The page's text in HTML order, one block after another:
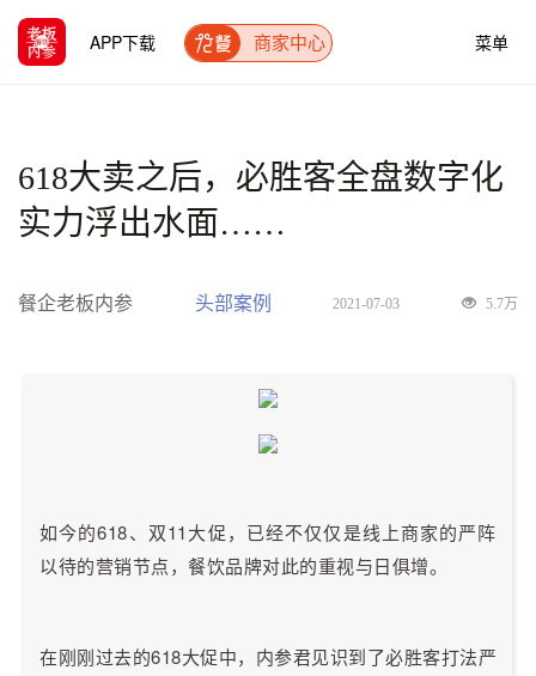
菜单
APP下载 商家中心
618大卖之后，必胜客全盘数字化
实力浮出水面……
餐企老板内参 头部案例 2021-07-03 5.7万
如今的618、双11大促，已经不仅仅是线上商家的严阵
以待的营销节点，餐饮品牌对此的重视与日俱增。
在刚刚过去的618大促中，内参君见识到了必胜客打法严